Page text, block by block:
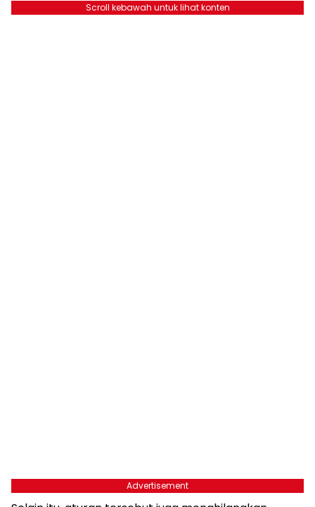
Scroll kebawah untuk lihat konten
Advertisement